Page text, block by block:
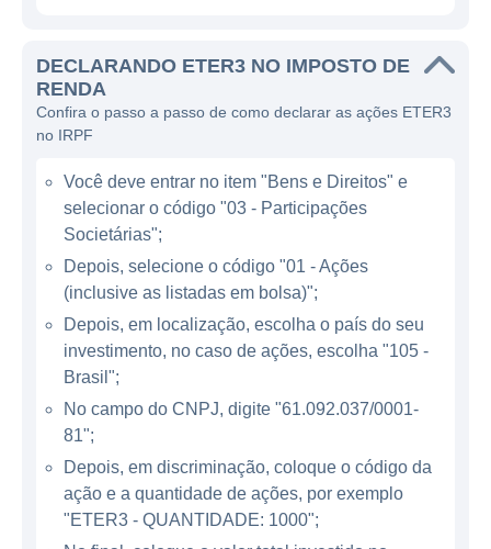
adaptação às necessidades do mercado faz
da Eternit uma empresa competitiva no
cenário brasileiro.
ATUAÇÃO DA ETERNIT
A Eternit opera predominantemente no
Brasil, onde é uma das líderes na fabricação
de produtos de fibrocimento. A empresa se
empenha em atender as demandas do
segmento de construção, que inclui a
tubos e caixas d'água, entre outros produtos
mercado é atribuída a um forte histórico de
qualidade, logística eficaz e uma rede de
distribuição que abrange diversas regiões do
DECLARANDO ETER3 NO IMPOSTO DE
RENDA
Confira o passo a passo de como declarar as ações ETER3
no IRPF
Você deve entrar no item "Bens e Direitos" e
selecionar o código "03 - Participações
Societárias";
Depois, selecione o código "01 - Ações
(inclusive as listadas em bolsa)";
Depois, em localização, escolha o país do seu
investimento, no caso de ações, escolha "105 -
Brasil";
No campo do CNPJ, digite "61.092.037/0001-
81";
Depois, em discriminação, coloque o código da
ação e a quantidade de ações, por exemplo
"ETER3 - QUANTIDADE: 1000";